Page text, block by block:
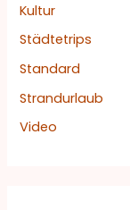
Kultur
Städtetrips
Standard
Strandurlaub
Video